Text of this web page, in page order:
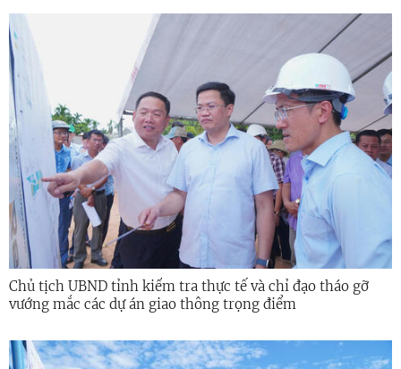
Chủ tịch UBND tỉnh kiểm tra thực tế và chỉ đạo tháo gỡ
vướng mắc các dự án giao thông trọng điểm